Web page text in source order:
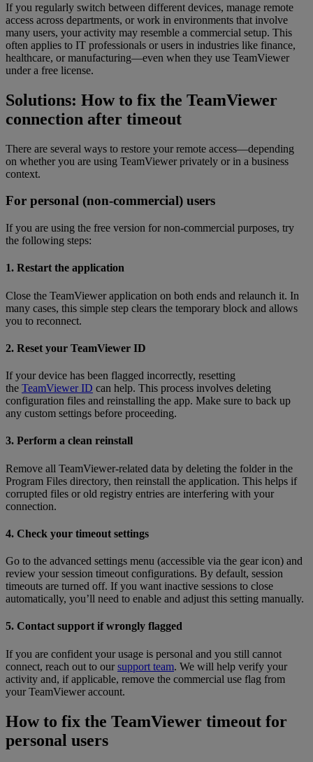
If you regularly switch between different devices, manage remote
access across departments, or work in environments that involve
many users, your activity may resemble a commercial setup. This
often applies to IT professionals or users in industries like finance,
healthcare, or manufacturing—even when they use TeamViewer
under a free license.
Solutions: How to fix the TeamViewer
connection after timeout
There are several ways to restore your remote access—depending
on whether you are using TeamViewer privately or in a business
context.
For personal (non-commercial) users
If you are using the free version for non-commercial purposes, try
the following steps:
1. Restart the application
Close the TeamViewer application on both ends and relaunch it. In
many cases, this simple step clears the temporary block and allows
you to reconnect.
2. Reset your TeamViewer ID
If your device has been flagged incorrectly, resetting
the TeamViewer ID can help. This process involves deleting
configuration files and reinstalling the app. Make sure to back up
any custom settings before proceeding.
3. Perform a clean reinstall
Remove all TeamViewer-related data by deleting the folder in the
Program Files directory, then reinstall the application. This helps if
corrupted files or old registry entries are interfering with your
connection.
4. Check your timeout settings
Go to the advanced settings menu (accessible via the gear icon) and
review your session timeout configurations. By default, session
timeouts are turned off. If you want inactive sessions to close
automatically, you’ll need to enable and adjust this setting manually.
5. Contact support if wrongly flagged
If you are confident your usage is personal and you still cannot
connect, reach out to oursupport team. We will help verify your
activity and, if applicable, remove the commercial use flag from
your TeamViewer account.
How to fix the TeamViewer timeout for
personal users